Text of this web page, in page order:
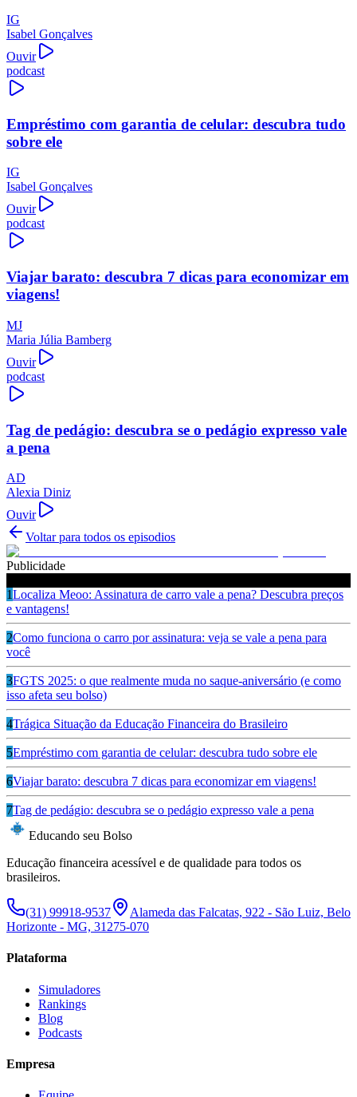
IG
Isabel Gonçalves
Ouvir
podcast
Empréstimo com garantia de celular: descubra tudo
sobre ele
IG
Isabel Gonçalves
Ouvir
podcast
Viajar barato: descubra 7 dicas para economizar em
viagens!
MJ
Maria Júlia Bamberg
Ouvir
podcast
Tag de pedágio: descubra se o pedágio expresso vale
a pena
AD
Alexia Diniz
Ouvir
Voltar para todos os episodios
Publicidade
1Localiza Meoo: Assinatura de carro vale a pena? Descubra preços
e vantagens!
2Como funciona o carro por assinatura: veja se vale a pena para
você
3FGTS 2025: o que realmente muda no saque-aniversário (e como
isso afeta seu bolso)
4Trágica Situação da Educação Financeira do Brasileiro
5Empréstimo com garantia de celular: descubra tudo sobre ele
6Viajar barato: descubra 7 dicas para economizar em viagens!
7Tag de pedágio: descubra se o pedágio expresso vale a pena
Educando seu Bolso
Educação financeira acessível e de qualidade para todos os
brasileiros.
(31) 99918-9537
Alameda das Falcatas, 922 - São Luiz, Belo
Horizonte - MG, 31275-070
Plataforma
Simuladores
Rankings
Blog
Podcasts
Empresa